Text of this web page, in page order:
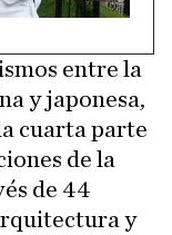
entre la
y japonesa,
cuarta parte
de la
de 44
y